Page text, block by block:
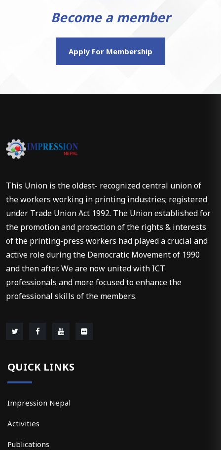
Become a member
Apply For Membership
This Union is the oldest- recognized central union of
the workers working in printing industries; registered
under Trade Union Act 1992. The Union established for
the promotion and protection of the rights & interests
of the printing-press workers had played a crucial and
active role during the Democratic Movement of 1990
and then after. We are now united with ICT
professionals and more focused to enhance the
professional skills of the members.
QUICK LINKS
Impression Nepal
Activities
Publications